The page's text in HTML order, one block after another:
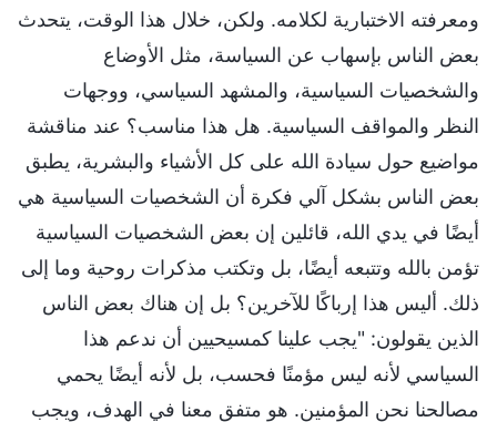
ومعرفته الاختبارية لكلامه. ولكن، خلال هذا الوقت، يتحدث
بعض الناس بإسهاب عن السياسة، مثل الأوضاع
والشخصيات السياسية، والمشهد السياسي، ووجهات
النظر والمواقف السياسية. هل هذا مناسب؟ عند مناقشة
مواضيع حول سيادة الله على كل الأشياء والبشرية، يطبق
بعض الناس بشكل آلي فكرة أن الشخصيات السياسية هي
أيضًا في يدي الله، قائلين إن بعض الشخصيات السياسية
تؤمن بالله وتتبعه أيضًا، بل وتكتب مذكرات روحية وما إلى
ذلك. أليس هذا إرباكًا للآخرين؟ بل إن هناك بعض الناس
الذين يقولون: "يجب علينا كمسيحيين أن ندعم هذا
السياسي لأنه ليس مؤمنًا فحسب، بل لأنه أيضًا يحمي
مصالحنا نحن المؤمنين. هو متفق معنا في الهدف، ويجب